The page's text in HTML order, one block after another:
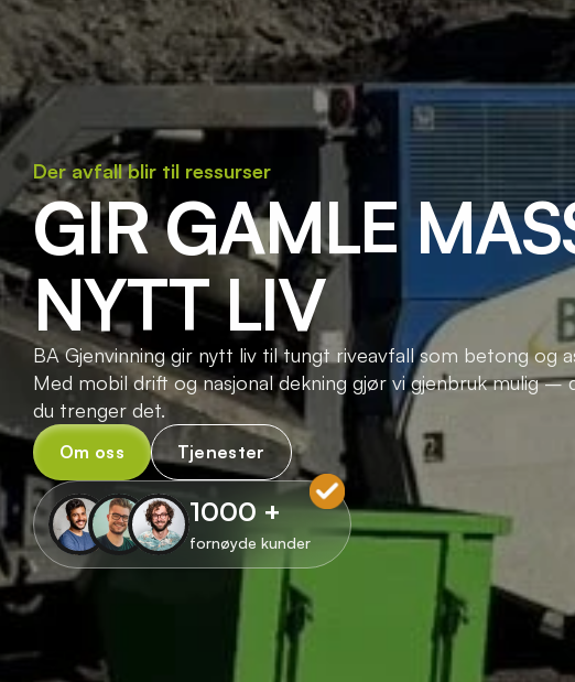
Der avfall blir til ressurser
GIR GAMLE
NYTT LIV
BA Gjenvinning gir nytt liv til tungt riveavfall som betong og
Med mobil drift og nasjonal dekning gjør vi gjenbruk mulig –
du trenger det.
Om oss Tjenester
1000 +
fornøyde kunder